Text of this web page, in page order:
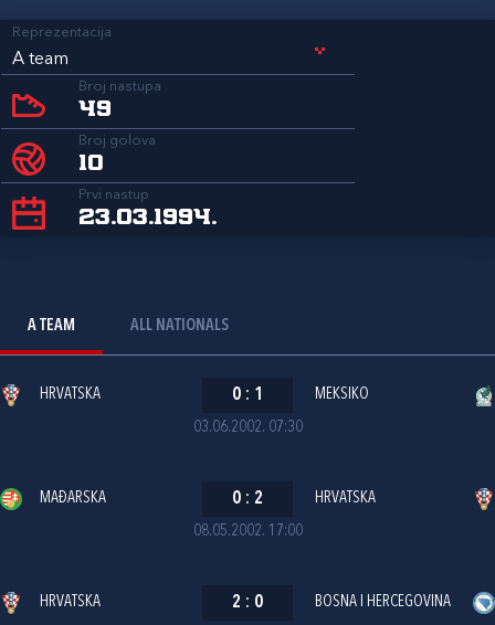
Reprezentacija
A team
Broj nastupa
49
Broj golova
10
Prvi nastup
23.03.1994.
A TEAM ALL NATIONALS
03.06.2002. 07:30
HRVATSKA 0 : 1 MEKSIKO
08.05.2002. 17:00
MAĐARSKA 0 : 2 HRVATSKA
HRVATSKA 2 : 0 BOSNA I HERCEGOVINA